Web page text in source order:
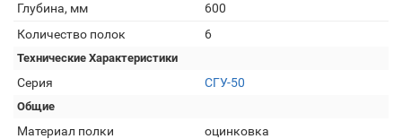
Глубина, мм
600
Количество полок
6
Технические Характеристики
Серия СГУ-50
Общие
Материал полки
оцинковка